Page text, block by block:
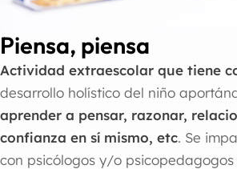
Piensa, piensa
Actividad extraescolar que tiene
desarrollo holístico del niño
aprender a pensar, razonar,
confianza en sí mismo, etc. Se
con psicólogos y/o